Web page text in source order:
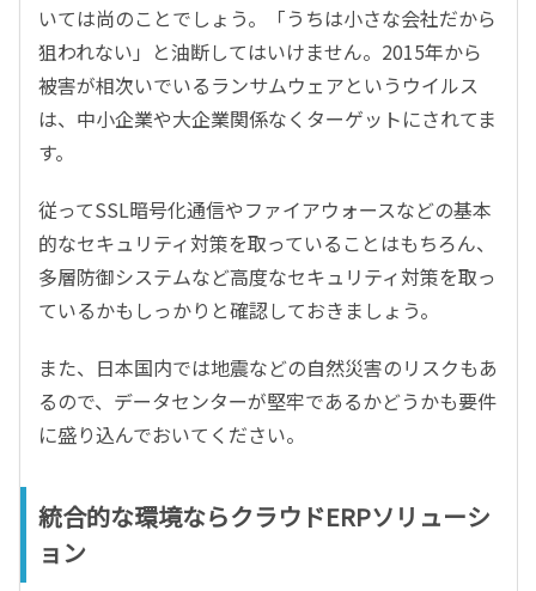
いては尚のことでしょう。「うちは小さな会社だから
狙われない」と油断してはいけません。2015年から
被害が相次いでいるランサムウェアというウイルス
は、中小企業や大企業関係なくターゲットにされてま
す。
従ってSSL暗号化通信やファイアウォースなどの基本
的なセキュリティ対策を取っていることはもちろん、
多層防御システムなど高度なセキュリティ対策を取っ
ているかもしっかりと確認しておきましょう。
また、日本国内では地震などの自然災害のリスクもあ
るので、データセンターが堅牢であるかどうかも要件
に盛り込んでおいてください。
統合的な環境ならクラウドERPソリューシ
ョン